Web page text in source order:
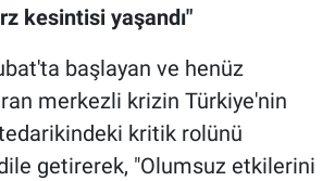
kesintisi yaşandı"
başlayan ve henüz
merkezli krizin Türkiye'nin
kritik rolünü
getirerek, "Olumsuz etkilerini